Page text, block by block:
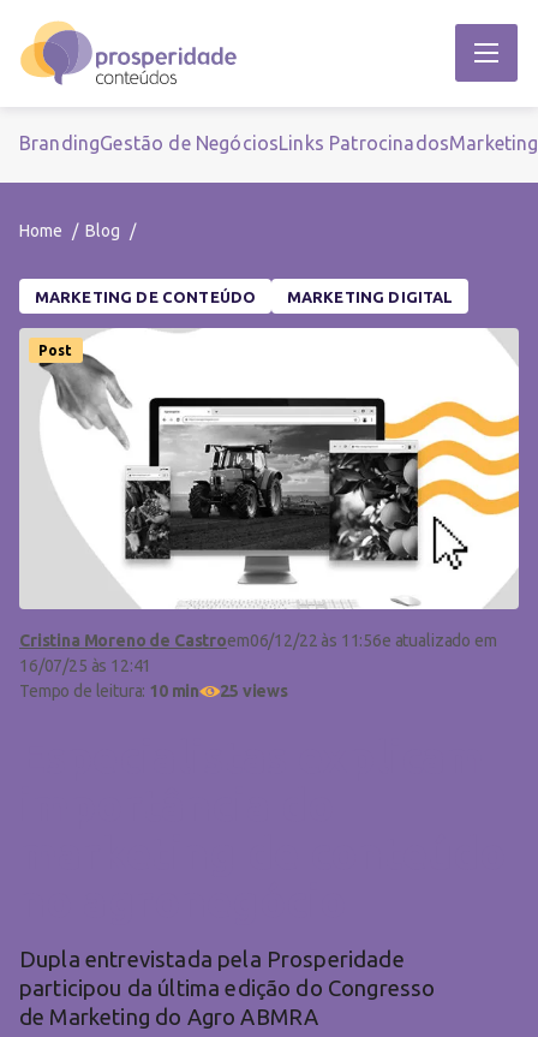
BrandingGestão de NegóciosLinks Patrocinados
Home Blog
MARKETING DE CONTEÚDO MARKETING DIGITAL
Post
Cristina Moreno de Castroem06/12/22 às 11:56e atualizado em
16/07/25 às 12:41
Tempo de leitura: 10 min 25 views
Dupla entrevistada pela Prosperidade
participou da última edição do Congresso
de Marketing do Agro ABMRA